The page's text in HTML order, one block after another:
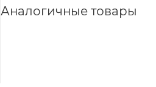
Аналогичные товары